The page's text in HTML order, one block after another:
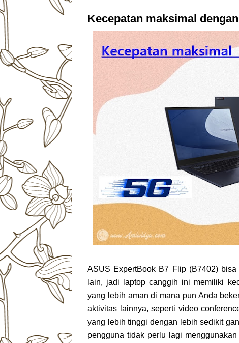
Kecepatan maksimal
ASUS ExpertBook B7 Flip (B7402)
lain, jadi laptop canggih ini memiliki
yang lebih aman di mana pun Anda
aktivitas lainnya, seperti video
yang lebih tinggi dengan lebih sedikit
pengguna tidak perlu lagi